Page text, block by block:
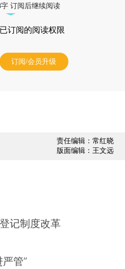
订阅后继续阅读
订阅的阅读权限
订阅/会员升级
责任编辑：常红晓
版面编辑：王文远
记制度改革
管”